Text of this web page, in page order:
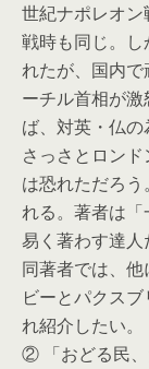
世紀ナポレオ
戦時も同じ。
れたが、国内
ーチル首相が
ば、対英・仏の
さっさとロン
は恐れただろ
れる。著者は
易く著わす達人
同著者では、
ビーとパクス
れ紹介したい。
② 「おどる民